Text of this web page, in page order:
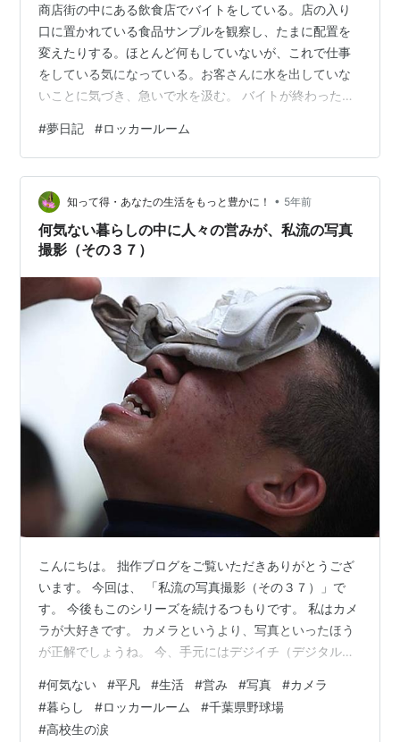
商店街の中にある飲食店でバイトをしている。店の入り
口に置かれている食品サンプルを観察し、たまに配置を
変えたりする。ほとんど何もしていないが、これで仕事
をしている気になっている。お客さんに水を出していな
いことに気づき、急いで水を汲む。 バイトが終わったと
が、今日は監督が来る練習日らしく、他の同期も何人か
参加するらしい。その気ではなかったが、自分も顔を出
すことにした。 バイト先のロッカールームは練習場のロ
ッカールームと兼用になっている。自分が道衣をどこに
しまっていたか、思い出せない。壁に掛けた私のコート
の隣に、後輩2人のコートが並べて掛けられている…
#夢日記 #ロッカールーム
知って得・あなたの生活をもっと豊かに！ • 5年前
何気ない暮らしの中に人々の営みが、私流の写真
撮影（その３７）
こんにちは。 拙作ブログをご覧いただきありがとうござ
います。 今回は、 「私流の写真撮影（その３７）」で
す。 今後もこのシリーズを続けるつもりです。 私はカメ
ラが大好きです。 カメラというより、写真といったほう
が正解でしょうね。 今、手元にはデジイチ（デジタル一
ル一眼とかはなかったので、 銀塩カメラでした。 いわゆ
る「フィルムカメラ」ですね。 その「フィルムカメラ」
を持って、よく写真を撮りにいったものです。 ２）被写
#何気ない #平凡 #生活 #営み #写真 #カメラ
#暮らし #ロッカールーム #千葉県野球場
#高校生の涙